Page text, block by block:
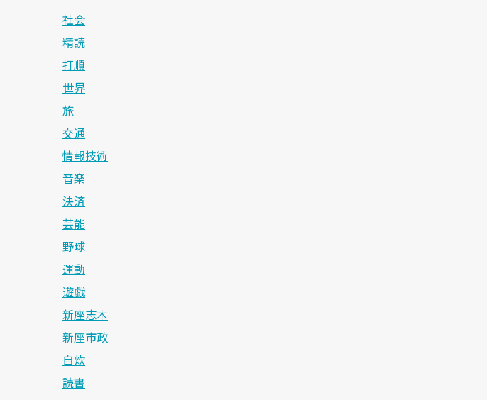
社会
精読
打順
世界
旅
交通
情報技術
音楽
決済
芸能
野球
運動
遊戯
新座志木
新座市政
自炊
読書